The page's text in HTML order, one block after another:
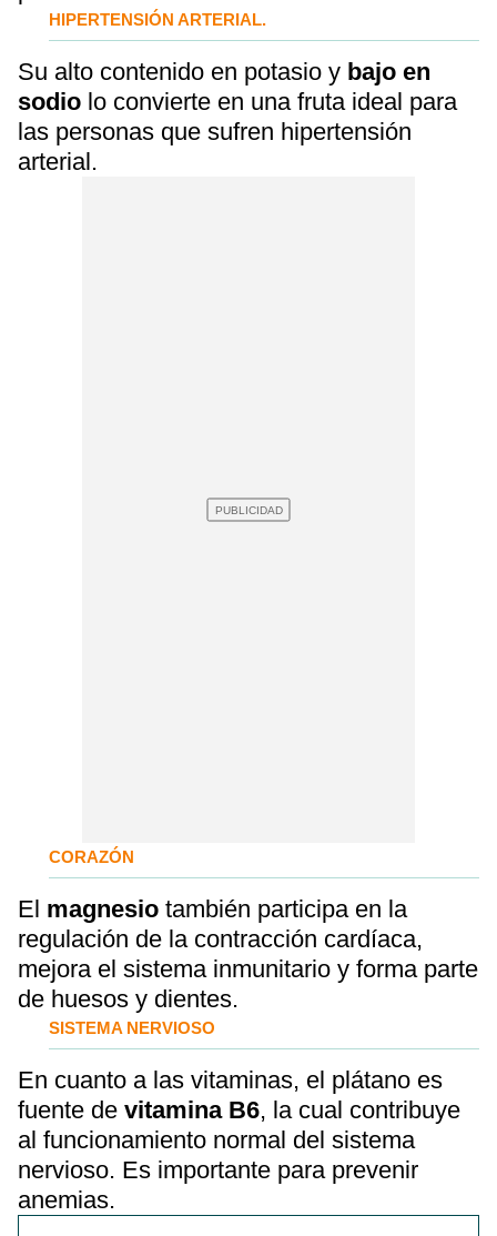
HIPERTENSIÓN ARTERIAL.
Su alto contenido en potasio y bajo en
sodio lo convierte en una fruta ideal para
las personas que sufren hipertensión
arterial.
CORAZÓN
El magnesio también participa en la
regulación de la contracción cardíaca,
mejora el sistema inmunitario y forma parte
de huesos y dientes.
SISTEMA NERVIOSO
En cuanto a las vitaminas, el plátano es
fuente de vitamina B6, la cual contribuye
al funcionamiento normal del sistema
nervioso. Es importante para prevenir
anemias.